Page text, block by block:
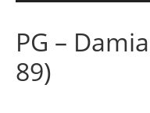
PG –
89)